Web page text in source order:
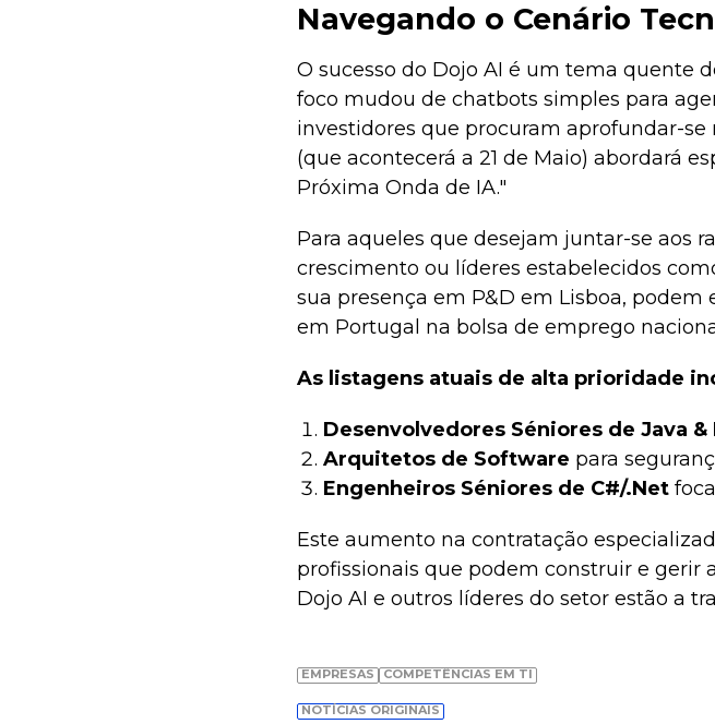
Navegando o Cenário
O sucesso do Dojo AI é um tema quente
foco mudou de chatbots simples para
investidores que procuram aprofundar-
(que acontecerá a 21 de Maio) abordará
Próxima Onda de IA."
Para aqueles que desejam juntar-se aos
crescimento ou líderes estabelecidos
sua presença em P&D em Lisboa, podem
em Portugal na bolsa de emprego
As listagens atuais de alta prioridade
Desenvolvedores Séniores de Java &
Arquitetos de Software para
Engenheiros Séniores de C#/.Net
Este aumento na contratação
profissionais que podem construir e gerir
Dojo AI e outros líderes do setor estão a
EMPRESAS COMPETÊNCIAS EM TI
NOTÍCIAS ORIGINAIS